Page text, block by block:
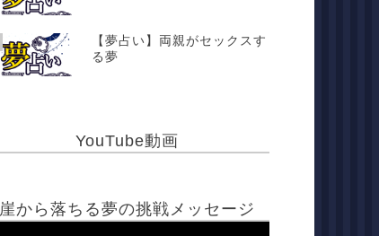
【夢占い】両親がセックスす
る夢
YouTube動画
崖から落ちる夢の挑戦メッセージ